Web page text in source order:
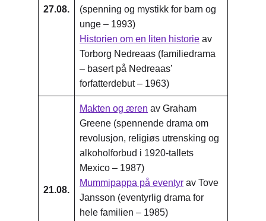
27.08.
(spenning og mystikk for barn og
unge – 1993)
Historien om en liten historie av
Torborg Nedreaas (familiedrama
– basert på Nedreaas’
forfatterdebut – 1963)
21.08.
Makten og æren av Graham
Greene (spennende drama om
revolusjon, religiøs utrensking og
alkoholforbud i 1920-tallets
Mexico – 1987)
Mummipappa på eventyr av Tove
Jansson (eventyrlig drama for
hele familien – 1985)